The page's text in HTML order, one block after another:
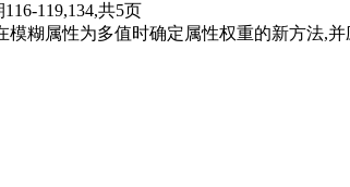
119,134,共5页
糊属性为多值时确定属性权重的新方法,